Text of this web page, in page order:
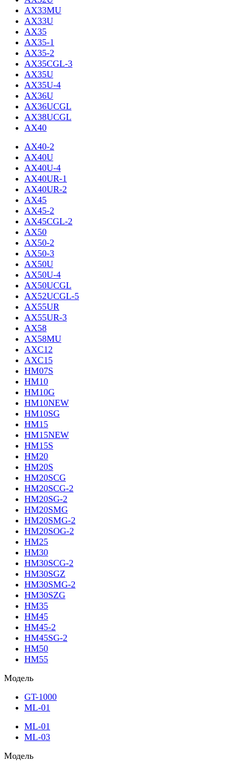
AX33MU
AX33U
AX35
AX35-1
AX35-2
AX35CGL-3
AX35U
AX35U-4
AX36U
AX36UCGL
AX38UCGL
AX40
AX40-2
AX40U
AX40U-4
AX40UR-1
AX40UR-2
AX45
AX45-2
AX45CGL-2
AX50
AX50-2
AX50-3
AX50U
AX50U-4
AX50UCGL
AX52UCGL-5
AX55UR
AX55UR-3
AX58
AX58MU
AXC12
AXC15
HM07S
HM10
HM10G
HM10NEW
HM10SG
HM15
HM15NEW
HM15S
HM20
HM20S
HM20SCG
HM20SCG-2
HM20SG-2
HM20SMG
HM20SMG-2
HM20SOG-2
HM25
HM30
HM30SCG-2
HM30SGZ
HM30SMG-2
HM30SZG
HM35
HM45
HM45-2
HM45SG-2
HM50
HM55
Модель
GT-1000
ML-01
ML-01
ML-03
Модель